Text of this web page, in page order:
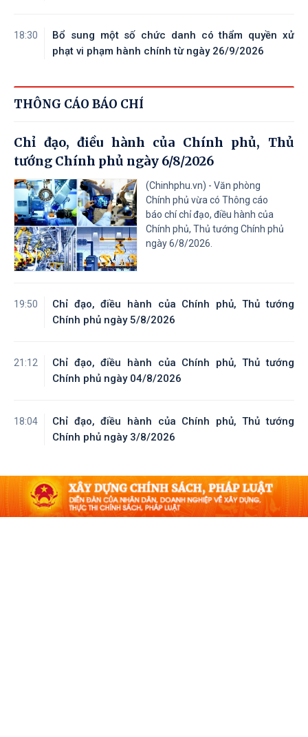
18:30
Bổ sung một số chức danh có thẩm quyền xử
phạt vi phạm hành chính từ ngày 26/9/2026
THÔNG CÁO BÁO CHÍ
Chỉ đạo, điều hành của Chính phủ, Thủ
tướng Chính phủ ngày 6/8/2026
(Chinhphu.vn) - Văn phòng
Chính phủ vừa có Thông cáo
báo chí chỉ đạo, điều hành của
Chính phủ, Thủ tướng Chính phủ
ngày 6/8/2026.
19:50
Chỉ đạo, điều hành của Chính phủ, Thủ tướng
Chính phủ ngày 5/8/2026
21:12
Chỉ đạo, điều hành của Chính phủ, Thủ tướng
Chính phủ ngày 04/8/2026
18:04
Chỉ đạo, điều hành của Chính phủ, Thủ tướng
Chính phủ ngày 3/8/2026